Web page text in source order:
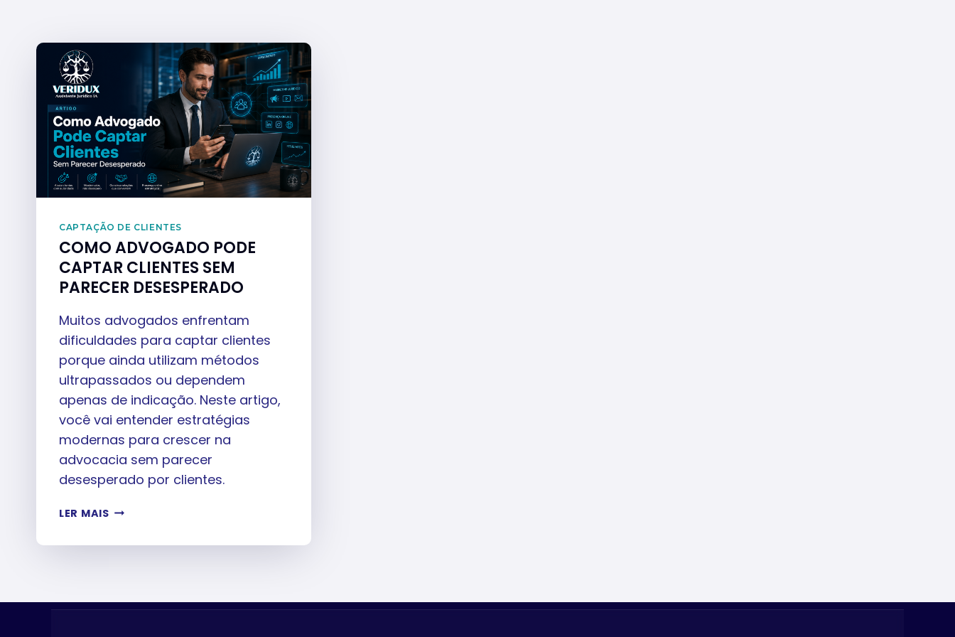
CAPTAÇÃO DE CLIENTES
COMO ADVOGADO PODE
CAPTAR CLIENTES SEM
PARECER DESESPERADO
Muitos advogados enfrentam
dificuldades para captar clientes
porque ainda utilizam métodos
ultrapassados ou dependem
apenas de indicação. Neste artigo,
você vai entender estratégias
modernas para crescer na
advocacia sem parecer
desesperado por clientes.
LER MAISCOMO
PODE
PARECER